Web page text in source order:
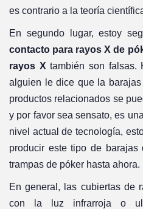
es contrario a la teoría
En segundo lugar, estoy
contacto para rayos X de
rayos X también son falsas.
alguien le dice que la
productos relacionados se
y por favor sea sensato, es
nivel actual de tecnología,
producir este tipo de
trampas de póker hasta ahora.
En general, las cubiertas de
con la luz infrarroja o